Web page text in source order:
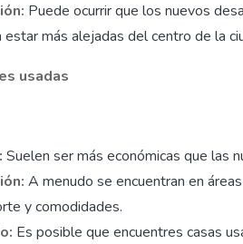
Puede ocurrir que los nuevos
estar más alejadas del centro de la
usadas
Suelen ser más económicas que las
A menudo se encuentran en
y comodidades.
Es posible que encuentres casas